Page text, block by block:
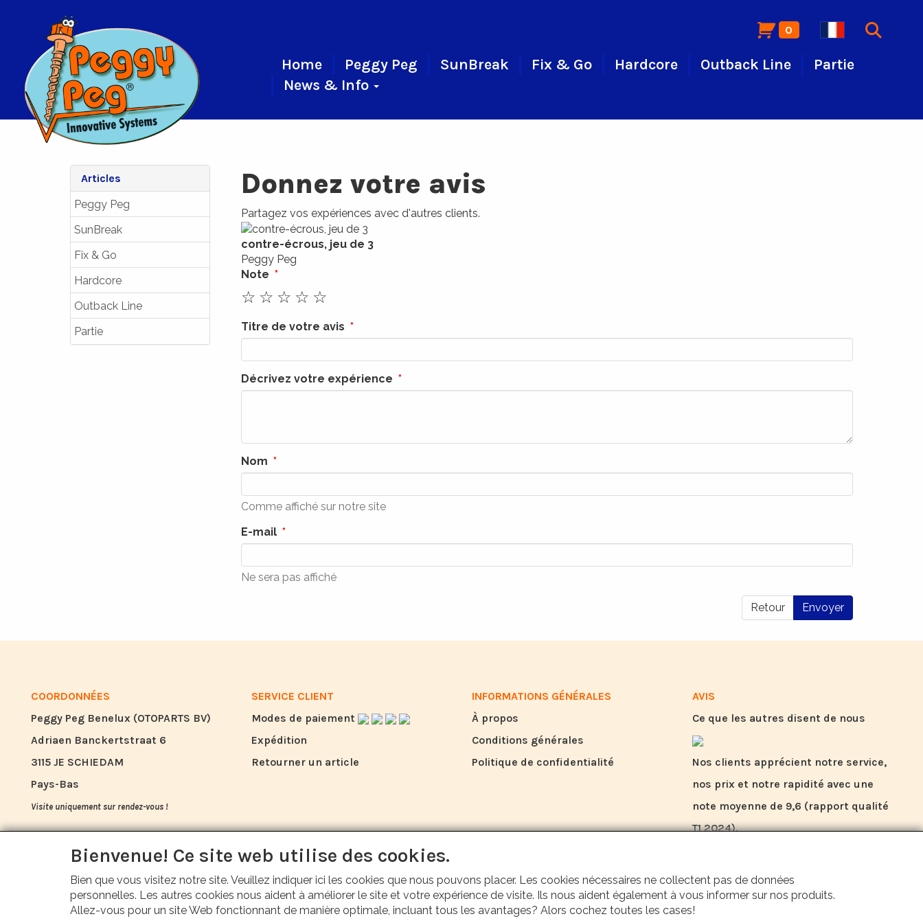
0
Home Peggy Peg SunBreak Fix & Go Hardcore Outback Line
Partie
News & Info
Articles
Peggy Peg
SunBreak
Fix & Go
Hardcore
Outback Line
Partie
Donnez votre avis
Partagez vos expériences avec d'autres clients.
contre-écrous, jeu de 3
Peggy Peg
Note
☆
☆
☆
☆
☆
Titre de votre avis
Décrivez votre expérience
Nom
Comme affiché sur notre site
E-mail
Ne sera pas affiché
Retour Envoyer
COORDONNÉES
Peggy Peg Benelux (OTOPARTS BV)
Adriaen Banckertstraat 6
3115 JE SCHIEDAM
Pays-Bas
Visite uniquement sur rendez-vous !
info@otoparts.nl
+31 6 - 53678884
SERVICE CLIENT
Modes de paiement
Expédition
Retourner un article
INFORMATIONS GÉNÉRALES
À propos
Conditions générales
Politique de confidentialité
AVIS
Ce que les autres disent de nous
Nos clients apprécient notre service,
nos prix et notre rapidité avec une
note moyenne de 9,6 (rapport qualité
T1 2024).
Bienvenue! Ce site web utilise des cookies.
Bien que vous visitez notre site. Veuillez indiquer ici les cookies que nous pouvons placer. Les cookies nécessaires ne collectent pas de données
personnelles. Les autres cookies nous aident à améliorer le site et votre expérience de visite. Ils nous aident également à vous informer sur nos produits.
Allez-vous pour un site Web fonctionnant de manière optimale, incluant tous les avantages? Alors cochez toutes les cases!